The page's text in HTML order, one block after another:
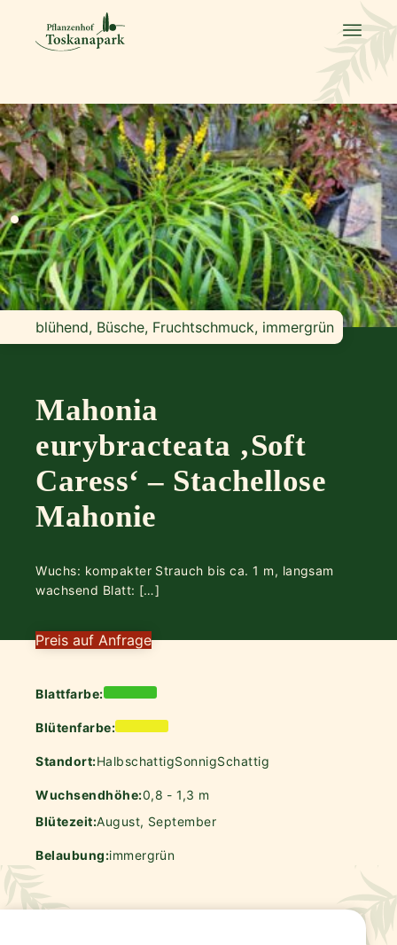
blühend, Büsche, Fruchtschmuck, immergrün
Mahonia
eurybracteata ‚Soft
Caress‘ – Stachellose
Mahonie
Wuchs: kompakter Strauch bis ca. 1 m, langsam
wachsend Blatt: […]
Preis auf Anfrage
Blattfarbe:
Blütenfarbe:
Standort:HalbschattigSonnigSchattig
Wuchsendhöhe:0,8 - 1,3 m
Blütezeit:August, September
Belaubung:immergrün